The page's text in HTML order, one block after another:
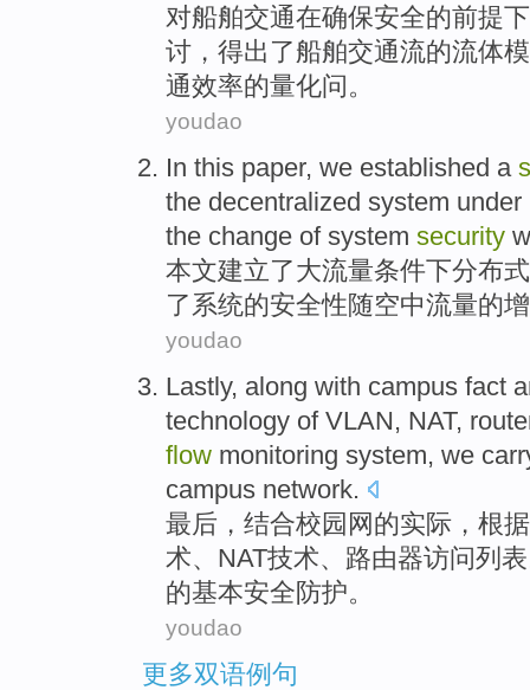
对船舶交通在确保安全的前提下
讨，得出了船舶交通流的流体
通效率的量化问。
youdao
In this paper, we established a
the decentralized system under
the change of system security
本文建立了大流量条件下分布式
了 系统的安全性随空中流量的
youdao
Lastly, along with campus fact
technology of VLAN, NAT,
flow monitoring system, we
campus network.
最后 ，结合校园网 的实际 ，根
术、 NAT技术、 路由器访问列表
的基本安全防护。
youdao
更多双语例句